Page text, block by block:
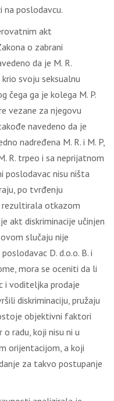
na poslodavcu.
akt
o zabrani
da je M. R.
svoju seksualnu
čega ga je kolega M. P.
vezane za njegovu
navedeno da je
nadređena M. R. i M. P,
R. trpeo i sa neprijatnom
poslodavac nisu ništa
po tvrđenju
rezultirala otkazom
akt diskriminacije učinjen
slučaju nije
D. d.o.o. B. i
mora se oceniti da li
i voditeljka prodaje
diskriminaciju, pružaju
objektivni faktori
radu, koji nisu ni u
orijentacijom, a koji
za takvo postupanje